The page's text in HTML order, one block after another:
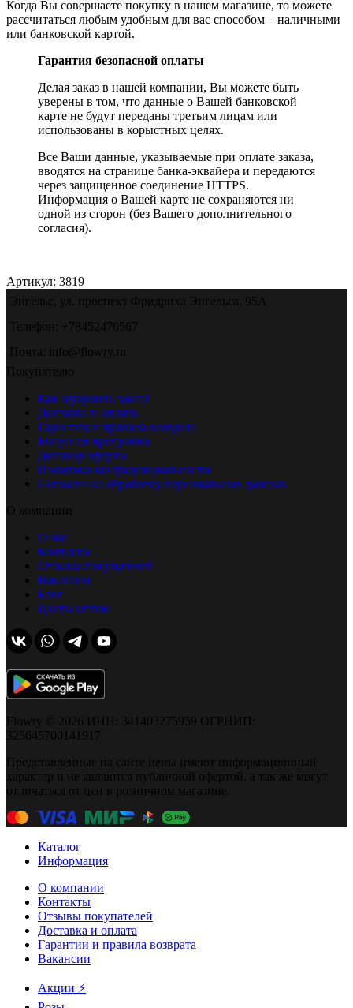
Когда Вы совершаете покупку в нашем магазине, то можете
рассчитаться любым удобным для вас способом – наличными
или банковской картой.
Гарантия безопасной оплаты
Делая заказ в нашей компании, Вы можете быть
уверены в том, что данные о Вашей банковской
карте не будут переданы третьим лицам или
использованы в корыстных целях.
Все Ваши данные, указываемые при оплате заказа,
вводятся на странице банка-эквайера и передаются
через защищенное соединение HTTPS.
Информация о Вашей карте не сохраняются ни
одной из сторон (без Вашего дополнительного
согласия).
Артикул: 3819
Энгельс, ул. проспект Фридриха Энгельса, 95А
Телефон: +78452476567
Почта: info@flowry.ru
Покупателю
Как оформить заказ?
Доставка и оплата
Гарантии и правила возврата
Бонусная программа
Договор оферты
Политика конфиденциальности
Согласие на обработку персональных данных
О компании
О нас
Контакты
Отзывы покупателей
Вакансии
Блог
Цветы оптом
Flowry © 2026 ИНН: 341403275959 ОГРНИП:
325645700141917
Представленные на сайте цены имеют информационный
характер и не являются публичной офертой, а так же могут
отличаться от цен в розничном магазине.
Каталог
Информация
О компании
Контакты
Отзывы покупателей
Доставка и оплата
Гарантии и правила возврата
Вакансии
Акции ⚡️